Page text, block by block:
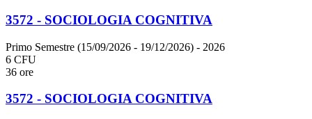
3572 - SOCIOLOGIA COGNITIVA
Primo Semestre (15/09/2026 - 19/12/2026) - 2026
6 CFU
36 ore
3572 - SOCIOLOGIA COGNITIVA